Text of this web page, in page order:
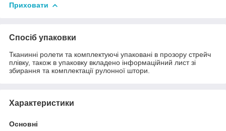
Приховати
Спосіб упаковки
Тканинні ролети та комплектуючі упаковані в прозору стрейч
плівку, також в упаковку вкладено інформаційний лист зі
збирання та комплектації рулонної штори.
Характеристики
Основні